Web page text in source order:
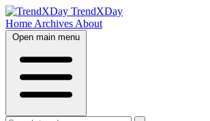
TrendXDay
Home Archives About
Open main menu